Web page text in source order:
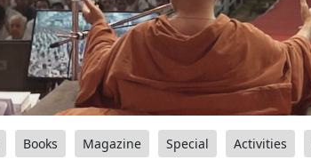
Books Magazine Special Activities